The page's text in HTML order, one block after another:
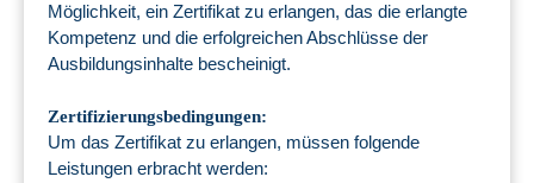
Möglichkeit, ein Zertifikat zu erlangen, das die erlangte
Kompetenz und die erfolgreichen Abschlüsse der
Ausbildungsinhalte bescheinigt.
Zertifizierungsbedingungen:
Um das Zertifikat zu erlangen, müssen folgende
Leistungen erbracht werden: